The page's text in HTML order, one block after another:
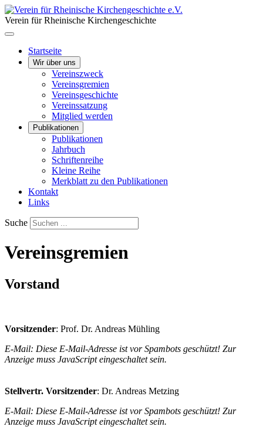
Verein für Rheinische Kirchengeschichte
Startseite
Wir über uns
Vereinszweck
Vereinsgremien
Vereinsgeschichte
Vereinssatzung
Mitglied werden
Publikationen
Publikationen
Jahrbuch
Schriftenreihe
Kleine Reihe
Merkblatt zu den Publikationen
Kontakt
Links
Suche
Vereinsgremien
Vorstand
Vorsitzender: Prof. Dr. Andreas Mühling
E-Mail: Diese E-Mail-Adresse ist vor Spambots geschützt! Zur
Anzeige muss JavaScript eingeschaltet sein.
Stellvertr. Vorsitzender: Dr. Andreas Metzing
E-Mail: Diese E-Mail-Adresse ist vor Spambots geschützt! Zur
Anzeige muss JavaScript eingeschaltet sein.